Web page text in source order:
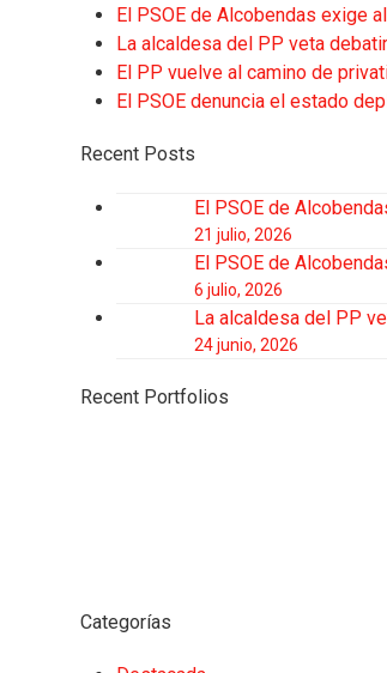
El PSOE de Alcobendas exige
La alcaldesa del PP veta
El PP vuelve al camino de
El PSOE denuncia el estado
Recent Posts
El PSOE de
21 julio, 2026
El PSOE de
6 julio, 2026
La alcaldesa del PP
24 junio, 2026
Recent Portfolios
Categorías